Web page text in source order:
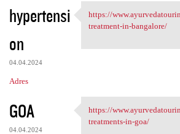
hypertensi
on
04.04.2024
Adres
https://
https://
treatment-in-bangalore/
GOA
04.04.2024
https://
https://
treatments-in-goa/